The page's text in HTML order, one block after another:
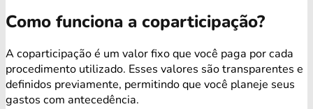
Como funciona a coparticipação?
A coparticipação é um valor fixo que você paga por cada
procedimento utilizado. Esses valores são transparentes e
definidos previamente, permitindo que você planeje seus
gastos com antecedência.